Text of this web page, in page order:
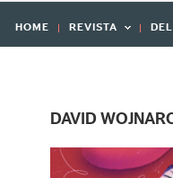
HOME REVISTA
DAVID